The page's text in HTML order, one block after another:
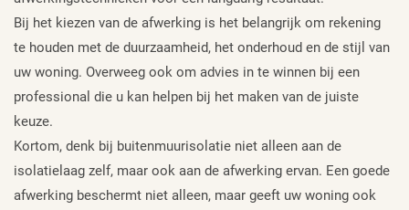
Bij het kiezen van de afwerking is het belangrijk om rekening
te houden met de duurzaamheid, het onderhoud en de stijl van
uw woning. Overweeg ook om advies in te winnen bij een
professional die u kan helpen bij het maken van de juiste
keuze.
Kortom, denk bij buitenmuurisolatie niet alleen aan de
isolatielaag zelf, maar ook aan de afwerking ervan. Een goede
afwerking beschermt niet alleen, maar geeft uw woning ook